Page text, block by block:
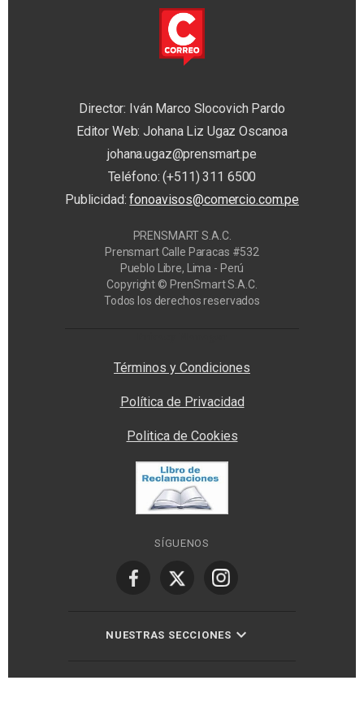
Director: Iván Marco Slocovich Pardo
Editor Web: Johana Liz Ugaz Oscanoa
johana.ugaz@prensmart.pe
Teléfono: (+511) 311 6500
Publicidad:fonoavisos@comercio.com.pe
PRENSMART S.A.C.
Prensmart Calle Paracas #532
Pueblo Libre, Lima - Perú
Copyright © PrenSmart S.A.C.
Todos los derechos reservados
Términos y Condiciones
Política de Privacidad
Politica de Cookies
SÍGUENOS
NUESTRAS SECCIONES